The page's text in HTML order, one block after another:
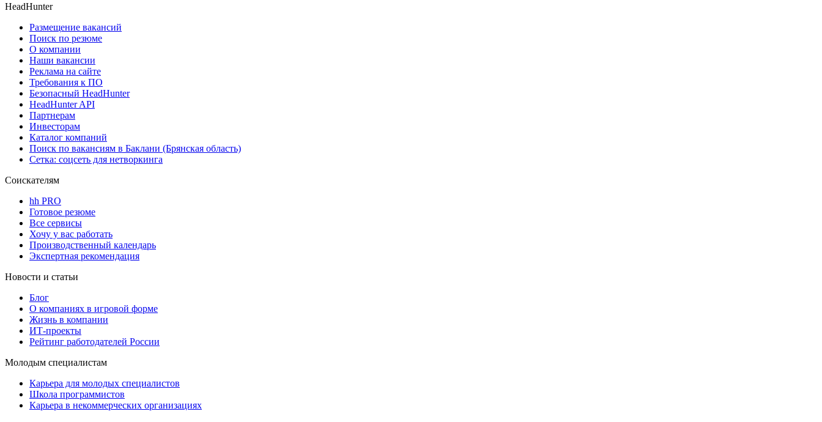
HeadHunter
Размещение вакансий
Поиск по резюме
О компании
Наши вакансии
Реклама на сайте
Требования к ПО
Безопасный HeadHunter
HeadHunter API
Партнерам
Инвесторам
Каталог компаний
Поиск по вакансиям в Баклани (Брянская область)
Сетка: соцсеть для нетворкинга
Соискателям
hh PRO
Готовое резюме
Все сервисы
Хочу у вас работать
Производственный календарь
Экспертная рекомендация
Новости и статьи
Блог
О компаниях в игровой форме
Жизнь в компании
ИТ-проекты
Рейтинг работодателей России
Молодым специалистам
Карьера для молодых специалистов
Школа программистов
Карьера в некоммерческих организациях